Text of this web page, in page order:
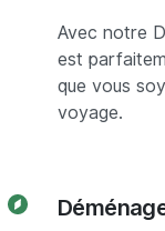
Avec notre
est
que vous
voyage.